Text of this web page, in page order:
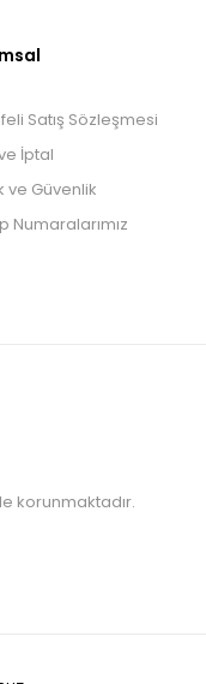
Satış Sözleşmesi
İptal
ve Güvenlik
Numaralarımız
korunmaktadır.